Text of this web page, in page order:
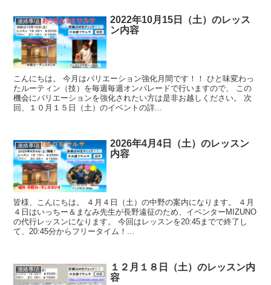
連絡事項
2022年10月15日（土）のレッス
ン内容
こんにちは。 今月はバリエーション強化月間です！！ ひと味変わっ
たルーティン（技）を毎週毎週オンパレードで行いますので、 この
機会にバリエーションを強化されたい方は是非お越しください。 次
回、１０月１５日（土）のイベントの詳...
連絡事項
2026年4月4日（土）のレッスン
内容
皆様、こんにちは。 ４月４日（土）の中野の案内になります。 ４月
４日はいっちー＆まなみ先生が長野遠征のため、イベンターMIZUNO
の代行レッスンになります。 今回はレッスンを20:45までで終了し
て、20:45分からフリータイム！...
連絡事項
１２月１８日（土）のレッスン内
容